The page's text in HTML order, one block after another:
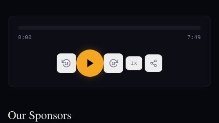
0:00 7:49
15 15 1x
Our Sponsors